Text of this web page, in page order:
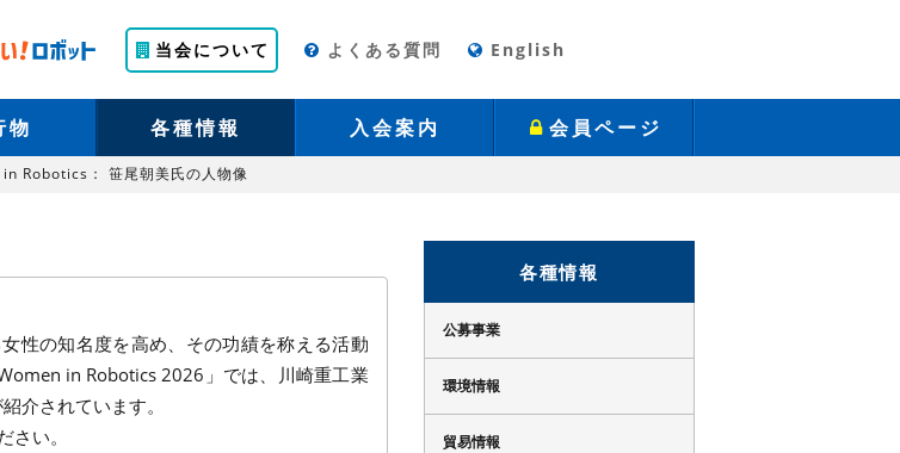
当会について よくある質問 English
物 各種情報 入会案内 会員ページ
Robotics： 笹尾朝美氏の人物像
性の知名度を高め、その功績を称える活動
in Robotics 2026」では、川崎重工業
介されています。
い。
各種情報
公募事業
環境情報
貿易情報